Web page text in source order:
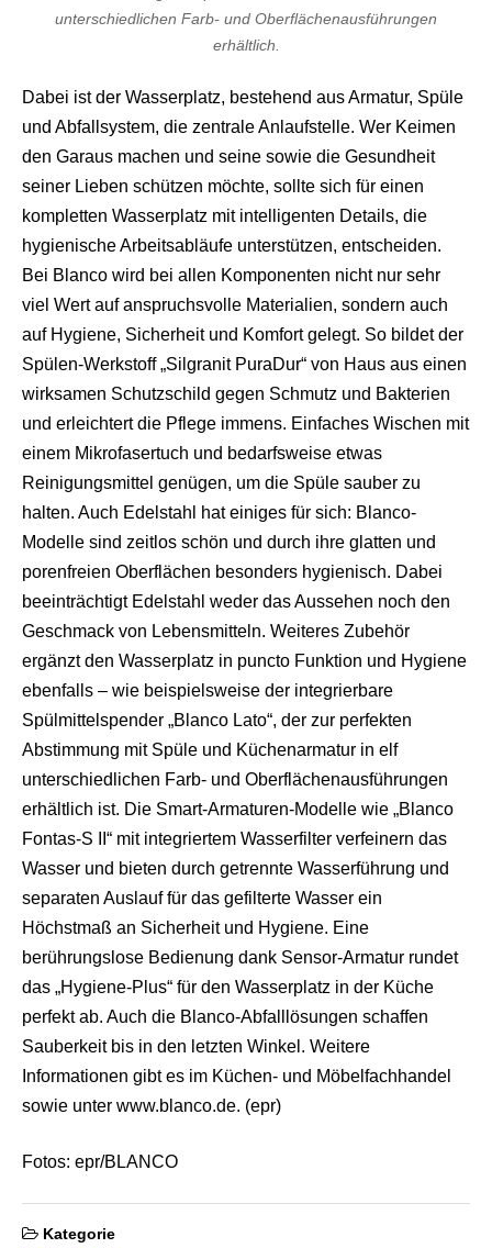
unterschiedlichen Farb- und Oberflächenausführungen
erhältlich.
Dabei ist der Wasserplatz, bestehend aus Armatur, Spüle
und Abfallsystem, die zentrale Anlaufstelle. Wer Keimen
den Garaus machen und seine sowie die Gesundheit
seiner Lieben schützen möchte, sollte sich für einen
kompletten Wasserplatz mit intelligenten Details, die
hygienische Arbeitsabläufe unterstützen, entscheiden.
Bei Blanco wird bei allen Komponenten nicht nur sehr
viel Wert auf anspruchsvolle Materialien, sondern auch
auf Hygiene, Sicherheit und Komfort gelegt. So bildet der
Spülen-Werkstoff „Silgranit PuraDur“ von Haus aus einen
wirksamen Schutzschild gegen Schmutz und Bakterien
und erleichtert die Pflege immens. Einfaches Wischen mit
einem Mikrofasertuch und bedarfsweise etwas
Reinigungsmittel genügen, um die Spüle sauber zu
halten. Auch Edelstahl hat einiges für sich: Blanco-
Modelle sind zeitlos schön und durch ihre glatten und
porenfreien Oberflächen besonders hygienisch. Dabei
beeinträchtigt Edelstahl weder das Aussehen noch den
Geschmack von Lebensmitteln. Weiteres Zubehör
ergänzt den Wasserplatz in puncto Funktion und Hygiene
ebenfalls – wie beispielsweise der integrierbare
Spülmittelspender „Blanco Lato“, der zur perfekten
Abstimmung mit Spüle und Küchenarmatur in elf
unterschiedlichen Farb- und Oberflächenausführungen
erhältlich ist. Die Smart-Armaturen-Modelle wie „Blanco
Fontas-S II“ mit integriertem Wasserfilter verfeinern das
Wasser und bieten durch getrennte Wasserführung und
separaten Auslauf für das gefilterte Wasser ein
Höchstmaß an Sicherheit und Hygiene. Eine
berührungslose Bedienung dank Sensor-Armatur rundet
das „Hygiene-Plus“ für den Wasserplatz in der Küche
perfekt ab. Auch die Blanco-Abfalllösungen schaffen
Sauberkeit bis in den letzten Winkel. Weitere
Informationen gibt es im Küchen- und Möbelfachhandel
sowie unter www.blanco.de. (epr)
Fotos: epr/BLANCO
Kategorie